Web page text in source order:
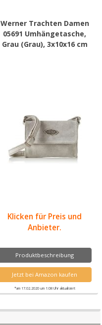
Werner Trachten Damen
05691 Umhängetasche,
Grau (Grau), 3x10x16 cm
Klicken für Preis und
Anbieter.
Produktbeschreibung
Jetzt bei Amazon kaufen
*am 17.02.2020 um 1:08 Uhr aktualisiert